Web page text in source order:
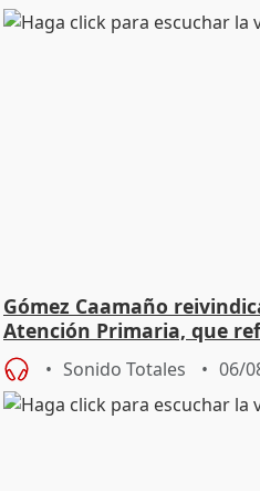
Gómez Caamaño
Atención Primaria, que
Sonido Totales 06/